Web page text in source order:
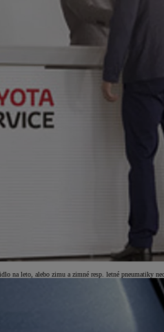
na leto, alebo zimu a zimné resp. letné pneumatiky